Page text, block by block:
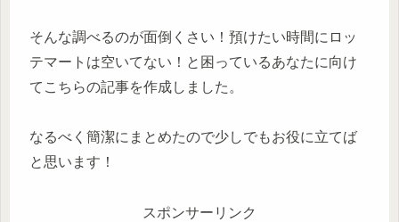
そんな調べるのが面倒くさい！預けたい時間にロッ
テマートは空いてない！と困っているあなたに向け
てこちらの記事を作成しました。
なるべく簡潔にまとめたので少しでもお役に立てば
と思います！
スポンサーリンク